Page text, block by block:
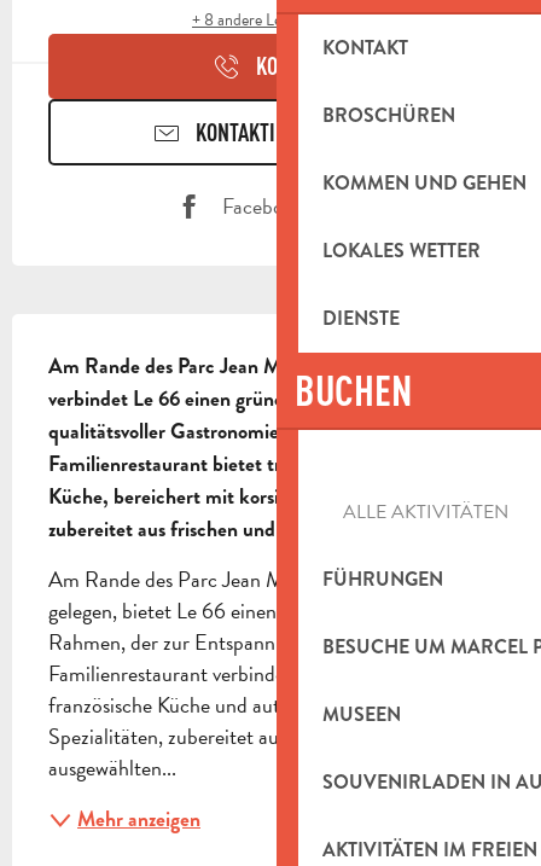
KONTAKT
BROSCHÜREN
KOMMEN UND GEHEN
LOKALES WETTER
DIENSTE
BUCHEN
ALLE AKTIVITÄTEN
FÜHRUNGEN
BESUCHE UM MARCEL
MUSEEN
SOUVENIRLADEN IN
AKTIVITÄTEN IM FREIEN
+ 8 andere Leistung(en)
KONTAKT
KONTAKTIEREN SIE UNS
Facebook Seite
Am Rande des Parc Jean Moulin in Aubagne
verbindet Le 66 einen grünen Rahmen mit
qualitätsvoller Gastronomie. Dieses
Familienrestaurant bietet traditionelle französische
Küche, bereichert mit korsischen Spezialitäten,
zubereitet aus frischen und saisonalen Produkten.
Am Rande des Parc Jean Moulin in Aubagne
gelegen, bietet Le 66 einen grünen und ruhigen
Rahmen, der zur Entspannung einlädt. Dieses
Familienrestaurant verbindet gekonnt traditionelle
französische Küche und authentische korsische
Spezialitäten, zubereitet aus frischen und sorgfältig
ausgewählten...
Mehr anzeigen